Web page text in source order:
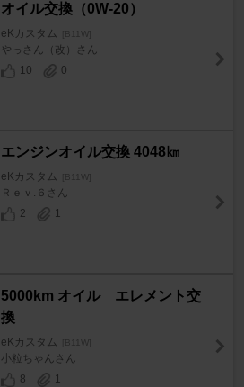
オイル交換（0W-20）
eKカスタム [B11W]
やっさん（改）さん
10
0
エンジンオイル交換 4048㎞
eKカスタム [B11W]
Ｒｅｖ.６さん
2
1
5000km オイル エレメント交
換
eKカスタム [B11W]
小粒ちゃんさん
8
1